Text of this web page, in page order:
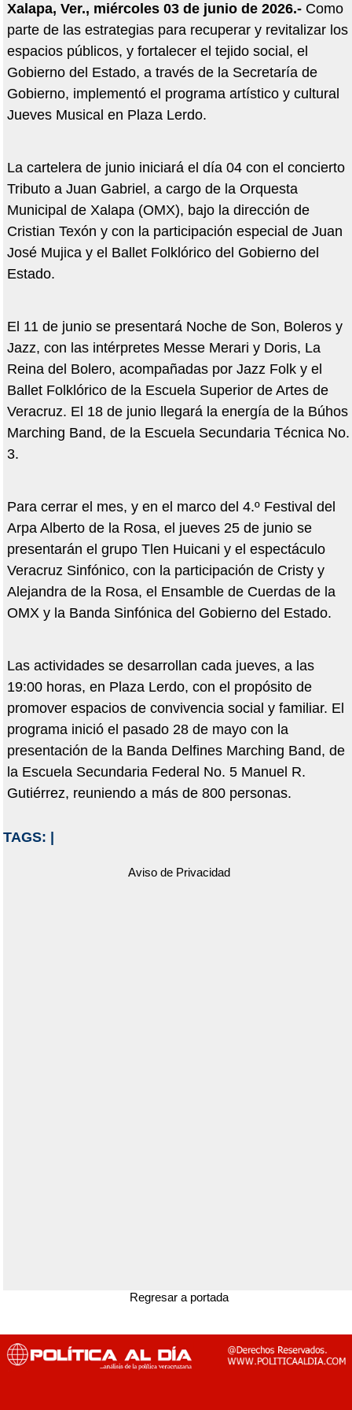
Xalapa, Ver., miércoles 03 de junio de 2026.-Como
parte de las estrategias para recuperar y revitalizar los
espacios públicos, y fortalecer el tejido social, el
Gobierno del Estado, a través de la Secretaría de
Gobierno, implementó el programa artístico y cultural
Jueves Musical en Plaza Lerdo.
La cartelera de junio iniciará el día 04 con el concierto
Tributo a Juan Gabriel, a cargo de la Orquesta
Municipal de Xalapa (OMX), bajo la dirección de
Cristian Texón y con la participación especial de Juan
José Mujica y el Ballet Folklórico del Gobierno del
Estado.
El 11 de junio se presentará Noche de Son, Boleros y
Jazz, con las intérpretes Messe Merari y Doris, La
Reina del Bolero, acompañadas por Jazz Folk y el
Ballet Folklórico de la Escuela Superior de Artes de
Veracruz. El 18 de junio llegará la energía de la Búhos
Marching Band, de la Escuela Secundaria Técnica No.
3.
Para cerrar el mes, y en el marco del 4.º Festival del
Arpa Alberto de la Rosa, el jueves 25 de junio se
presentarán el grupo Tlen Huicani y el espectáculo
Veracruz Sinfónico, con la participación de Cristy y
Alejandra de la Rosa, el Ensamble de Cuerdas de la
OMX y la Banda Sinfónica del Gobierno del Estado.
Las actividades se desarrollan cada jueves, a las
19:00 horas, en Plaza Lerdo, con el propósito de
promover espacios de convivencia social y familiar. El
programa inició el pasado 28 de mayo con la
presentación de la Banda Delfines Marching Band, de
la Escuela Secundaria Federal No. 5 Manuel R.
Gutiérrez, reuniendo a más de 800 personas.
TAGS:
Aviso de Privacidad
Regresar a portada